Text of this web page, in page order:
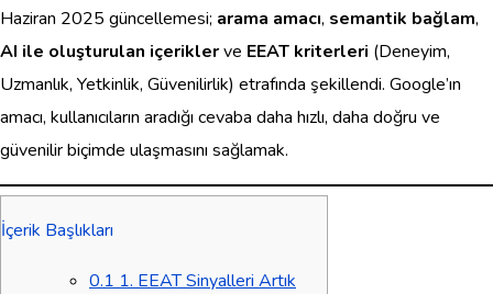
Haziran 2025 güncellemesi; arama amacı, semantik bağlam,
AI ile oluşturulan içeriklerve EEAT kriterleri (Deneyim,
Uzmanlık, Yetkinlik, Güvenilirlik) etrafında şekillendi. Google’ın
amacı, kullanıcıların aradığı cevaba daha hızlı, daha doğru ve
güvenilir biçimde ulaşmasını sağlamak.
İçerik Başlıkları
0.1 1. EEAT Sinyalleri Artık